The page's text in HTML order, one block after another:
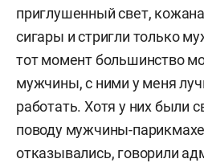
приглушенный свет,
сигары и стригли только
тот момент большинство
мужчины, с ними у меня
работать. Хотя у них были
поводу мужчины-
отказывались, говорили